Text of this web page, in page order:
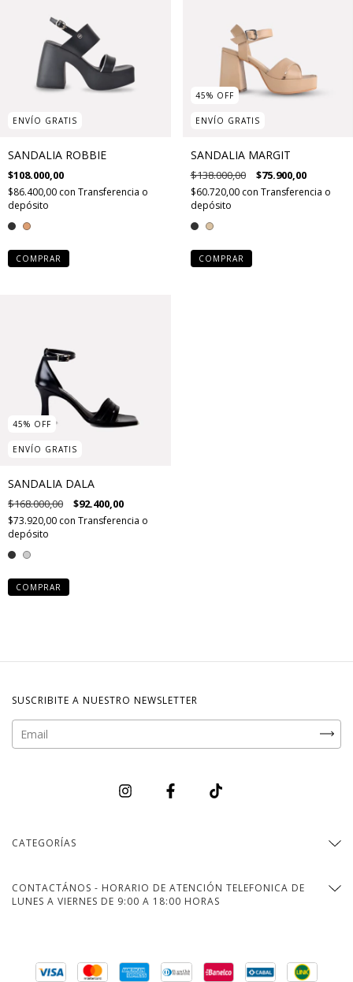
ENVÍO GRATIS
SANDALIA ROBBIE
$108.000,00
$86.400,00 con Transferencia o
depósito
COMPRAR
45% OFF
ENVÍO GRATIS
SANDALIA MARGIT
$138.000,00 $75.900,00
$60.720,00 con Transferencia o
depósito
COMPRAR
45% OFF
ENVÍO GRATIS
SANDALIA DALA
$168.000,00 $92.400,00
$73.920,00 con Transferencia o
depósito
COMPRAR
SUSCRIBITE A NUESTRO NEWSLETTER
CATEGORÍAS
CONTACTÁNOS - HORARIO DE ATENCIÓN TELEFONICA DE
LUNES A VIERNES DE 9:00 A 18:00 HORAS